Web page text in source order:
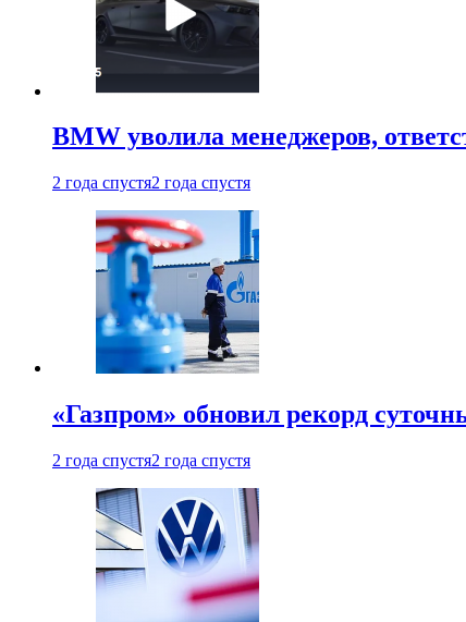
BMW уволила менеджеров,
2 года спустя2 года спустя
«Газпром» обновил рекорд
2 года спустя2 года спустя